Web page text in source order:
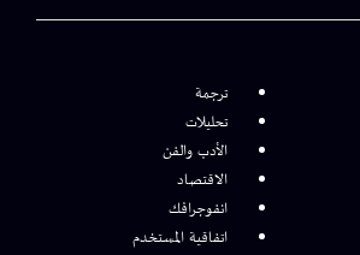
ترجمة
تحليلات
الأدب والفن
الاقتصاد
انفوجرافك
اتفاقية المستخدم